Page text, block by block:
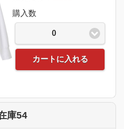
購入数
0
カートに入れる
庫54click to collapse